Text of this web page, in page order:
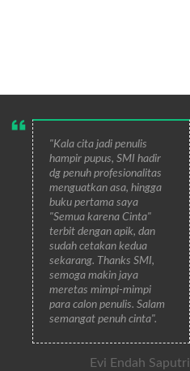
"Kala cita jadi penulis
hampir pupus, SMI hadir
dg penuh profesionalitas
menguatkan asa, hingga
buku pertama saya
"Semua karena Cinta"
terbit dengan apik, dan
sudah cetakan kedua
sekarang. Thanks SMI,
semoga makin jaya
meretas mimpi-mimpi
para calon penulis. Salam
semangat penuh cinta".
Evi Endah Saputri